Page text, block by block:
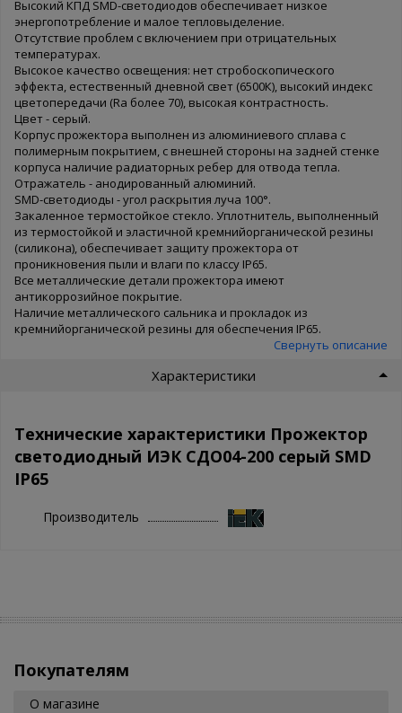
Высокий КПД SMD-светодиодов обеспечивает низкое
энергопотребление и малое тепловыделение.
Отсутствие проблем с включением при отрицательных
температурах.
Высокое качество освещения: нет стробоскопического
эффекта, естественный дневной свет (6500К), высокий индекс
цветопередачи (Ra более 70), высокая контрастность.
Цвет - серый.
Корпус прожектора выполнен из алюминиевого сплава с
полимерным покрытием, с внешней стороны на задней стенке
корпуса наличие радиаторных ребер для отвода тепла.
Отражатель - анодированный алюминий.
SMD-светодиоды - угол раскрытия луча 100°.
Закаленное термостойкое стекло. Уплотнитель, выполненный
из термостойкой и эластичной кремнийорганической резины
(силикона), обеспечивает защиту прожектора от
проникновения пыли и влаги по классу IP65.
Все металлические детали прожектора имеют
антикоррозийное покрытие.
Наличие металлического сальника и прокладок из
кремнийорганической резины для обеспечения IP65.
Свернуть описание
Характеристики
Технические характеристики Прожектор
светодиодный ИЭК СДО04-200 серый SMD
IP65
Производитель
Покупателям
О магазине